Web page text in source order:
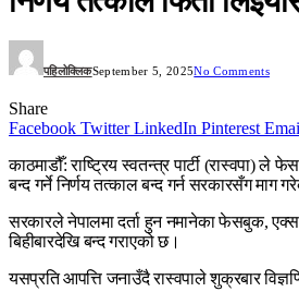
पहिलोक्लिकSeptember 5, 2025No Comments
Share
Facebook Twitter LinkedIn Pinterest
काठमाडौँ: राष्ट्रिय स्वतन्त्र पार्टी (रास्वपा)
बन्द गर्ने निर्णय तत्काल बन्द गर्न सरकारसँग माग
सरकारले नेपालमा दर्ता हुन नमानेका फेसबुक,
बिहीबारदेखि बन्द गराएको छ।
यसप्रति आपत्ति जनाउँदै रास्वपाले शुक्रबार